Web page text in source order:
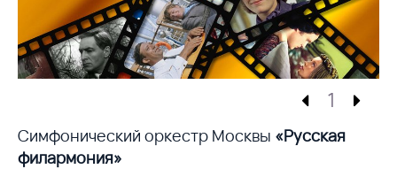
1
Симфонический оркестр Москвы «Русская
филармония»